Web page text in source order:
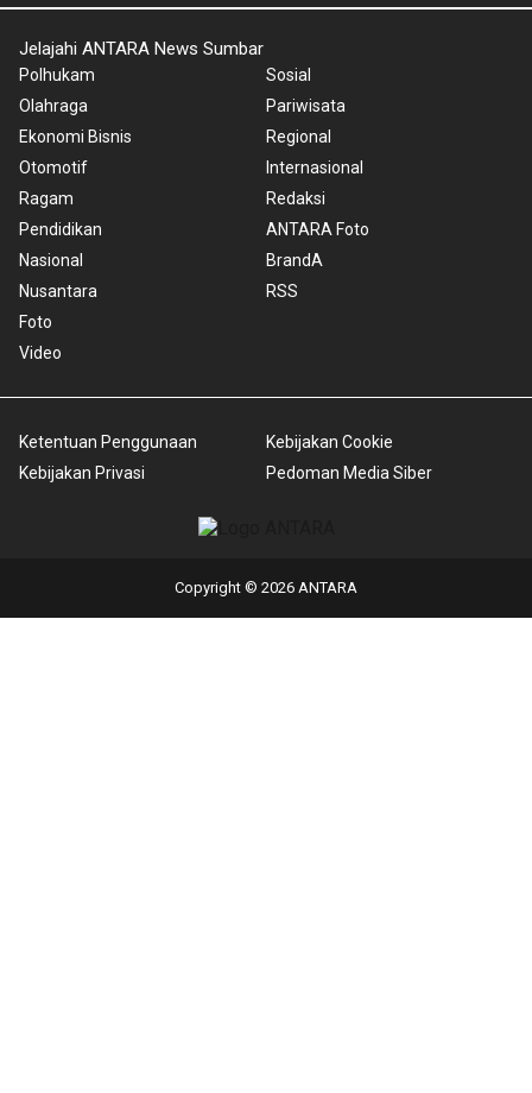
Jelajahi ANTARA News Sumbar
Polhukam
Olahraga
Ekonomi Bisnis
Otomotif
Ragam
Pendidikan
Nasional
Nusantara
Foto
Video
Sosial
Pariwisata
Regional
Internasional
Redaksi
ANTARA Foto
BrandA
RSS
Ketentuan Penggunaan
Kebijakan Privasi
Kebijakan Cookie
Pedoman Media Siber
Copyright © 2026 ANTARA